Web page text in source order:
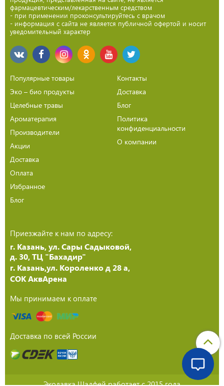
фармацевтическим/лекарственным средством
- при применении проконсультируйтесь с врачом
- информация с сайта не является публичной офертой и носит
уведомительный характер
Популярные товары
Эко – био продукты
Целебные травы
Ароматерапия
Производители
Акции
Доставка
Оплата
Избранное
Блог
Контакты
Доставка
Блог
Политика
конфиденциальности
О компании
Приезжайте к нам по адресу:
г. Казань, ул. Сары Садыковой,
д. 30, ТЦ "Бахадир"
г. Казань,ул. Короленко д 28 а,
СОК АквАрена
Мы принимаем к оплате
Доставка по всей России
Эколавка Шалфей работает с 2015 года